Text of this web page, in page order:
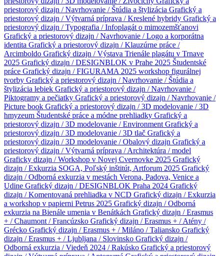
priestorový dizajn / Navrhovanie / Štúdia a štylizácia Grafický a
priestorový dizajn / Výtvarná príprava / Kreslené hybridy Grafický a
priestorový dizajn / Typografia / Infoplagát o mimozemšťanovi
Grafický a priestorový dizajn / Navrhovanie / Logo a korporátna
identita Grafický a priestorový dizajn / Klauzúrne práce /
Arcimboldo Grafický dizajn / Výstava Trienále plagátu v Trnave
2025 Grafický dizajn / DESIGNBLOK v Prahe 2025 Študentské
práce Grafický dizajn / FIGURAMA 2025 workshop figurálnej
tvorby Grafický a priestorový dizajn / Navrhovanie / Štúdia a
štylizácia lebiek Grafický a priestorový dizajn / Navrhovanie /
Piktogramy a pečiatky Grafický a priestorový dizajn / Navrhovanie /
Picture book Grafický a priestorový dizajn / 3D modelovanie / 3D
hmyzeum Študentské práce a módne prehliadky Grafický a
priestorový dizajn / 3D modelovanie / EnvironmentGrafický a
priestorový dizajn / 3D modelovanie / 3D tlač Grafický a
priestorový dizajn / 3D modelovanie / Obalový dizajn Grafický a
priestorový dizajn / Výtvarná príprava / Architektúra / model
Graficky dizajn / Workshop v Novej Cvernovke 2025 Grafický
dizajn / Exkurzia SOGA, Poľský inštitút, Artforum 2025 Grafický
dizajn / Odborná exkurzia v mestách Verona, Padova, Venice a
Udine Grafický dizajn / DESIGNBLOK Praha 2024 Grafický
dizajn / Komentovaná prehliadka v NCD Grafický dizajn / Exkurzia
a workshop v papierni Petrus 2025 Grafický dizajn / Odborná
exkurzia na Bienále umenia v Benátkách Grafický dizajn / Erasmus
+ / Chaumont / Francúzsko Grafický dizajn / Erasmus + / Atény /
Grécko Grafický dizajn / Erasmus + / Miláno / Taliansko Grafický
dizajn / Erasmus + / Ljubljana / Slovinsko Grafický dizajn /
Odborná exkurzia / Viedeň 2024 / Rakúsko Grafický a priestorový